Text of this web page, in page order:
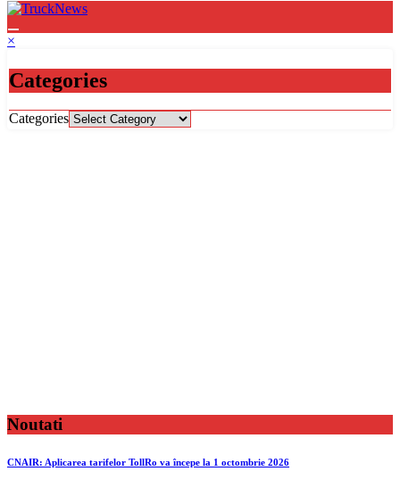
×
Categories
Categories
Noutati
CNAIR: Aplicarea tarifelor TollRo va începe la 1 octombrie 2026